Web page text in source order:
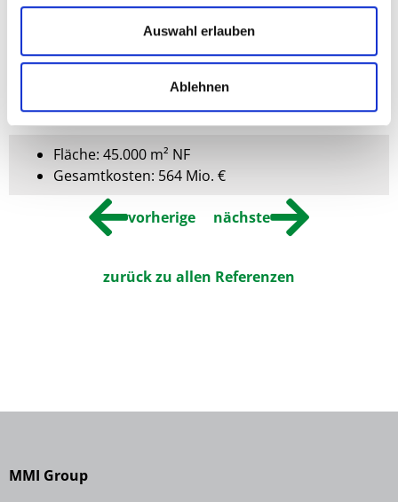
Auswahl erlauben
Ablehnen
02/2020 – laufend (geplante Bauzeit 2023 bis
Fläche: 45.000 m² NF
Gesamtkosten: 564 Mio. €
nächste
vorherige
zurück zu allen Referenzen
MMI Group